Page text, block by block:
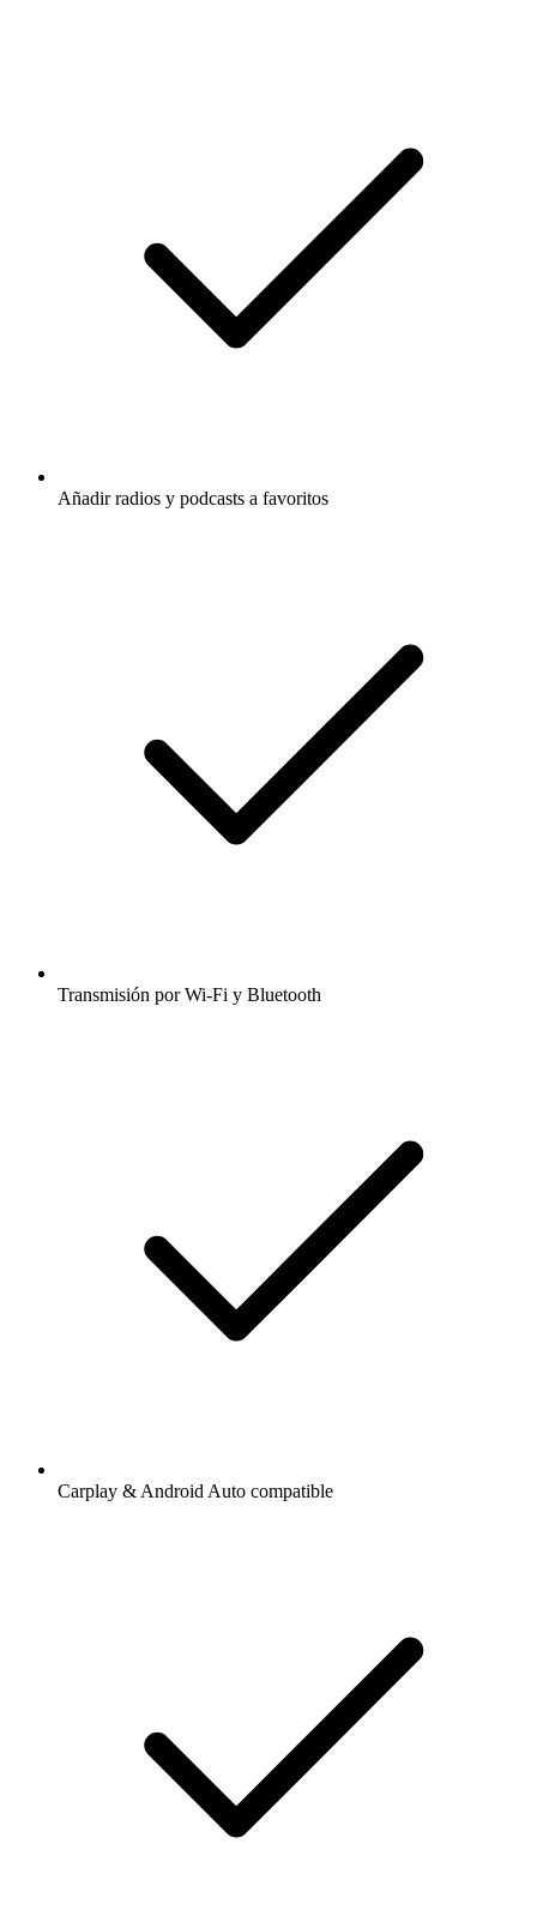
Añadir radios y podcasts a favoritos
Transmisión por Wi-Fi y Bluetooth
Carplay & Android Auto compatible